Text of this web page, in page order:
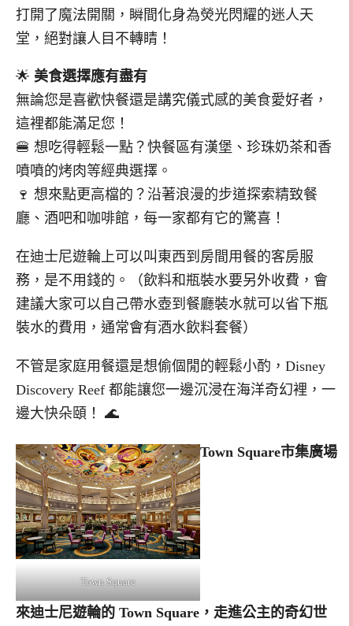
打開了魔法開關，瞬間化身為熒光閃耀的迷人天
堂，絕對讓人目不轉睛！
🌟 美食選擇應有盡有
無論您是喜歡快餐還是講究儀式感的美食愛好者，
這裡都能滿足您！
🍔 想吃得輕鬆一點？快餐區有漢堡、珍珠奶茶和香
噴噴的烤肉等經典選擇。
🍷 想來點更高檔的？沿著浪漫的步道探索精致餐
廳、酒吧和咖啡館，每一家都有它的驚喜！
在迪士尼遊輪上可以叫東西到房間用餐的客房服
務，是不用錢的。（飲料和瓶裝水要另外收費，會
建議大家可以自己帶水壺到餐廳裝水就可以省下瓶
裝水的費用，通常會有酒水飲料套餐）
不管是家庭用餐還是想偷個閒的輕鬆小酌，Disney
Discovery Reef 都能讓您一邊沉浸在海洋奇幻裡，一
邊大快朵頤！ 🌊
Town Square
Town Square市集廣場
來迪士尼遊輪的 Town Square，走進公主的奇幻世